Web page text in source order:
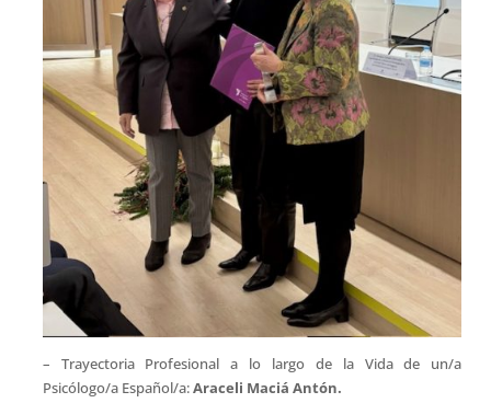
– Trayectoria Profesional a lo largo de la Vida de un/a
Psicólogo/a Español/a:Araceli Maciá Antón.